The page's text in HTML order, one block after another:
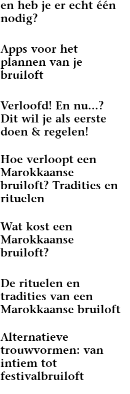
en heb je er echt één
nodig?
Apps voor het
plannen van je
bruiloft
Verloofd! En nu...?
Dit wil je als eerste
doen & regelen!
Hoe verloopt een
Marokkaanse
bruiloft? Tradities en
rituelen
Wat kost een
Marokkaanse
bruiloft?
De rituelen en
tradities van een
Marokkaanse bruiloft
Alternatieve
trouwvormen: van
intiem tot
festivalbruiloft